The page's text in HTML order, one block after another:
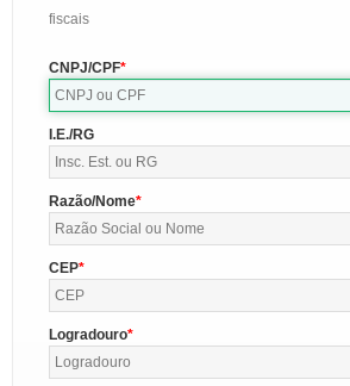
fiscais
CNPJ/CPF
I.E./RG
Razão/Nome
CEP
Logradouro